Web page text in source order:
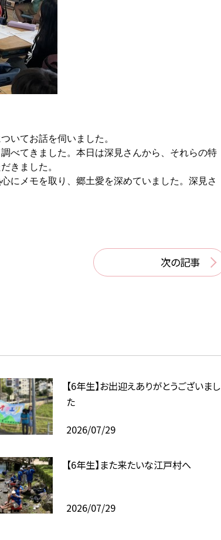
いてお話を伺いました。
べてきました。本日は深見さんから、それらの特
きました。
にメモを取り、郷土愛を深めていました。深見さ
次の記事
【6年生】お出迎えありがとうございまし
た
2026/07/29
【6年生】また来たいな江戸村へ
2026/07/29